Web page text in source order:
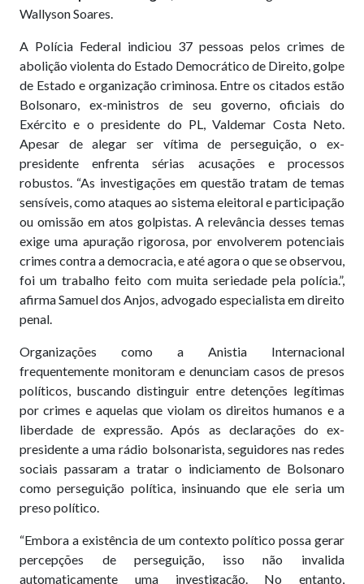
Wallyson Soares.
A Polícia Federal indiciou 37 pessoas pelos crimes de
abolição violenta do Estado Democrático de Direito, golpe
de Estado e organização criminosa. Entre os citados estão
Bolsonaro, ex-ministros de seu governo, oficiais do
Exército e o presidente do PL, Valdemar Costa Neto.
Apesar de alegar ser vítima de perseguição, o ex-
presidente enfrenta sérias acusações e processos
robustos. “As investigações em questão tratam de temas
sensíveis, como ataques ao sistema eleitoral e participação
ou omissão em atos golpistas. A relevância desses temas
exige uma apuração rigorosa, por envolverem potenciais
crimes contra a democracia, e até agora o que se observou,
foi um trabalho feito com muita seriedade pela polícia.”,
afirma Samuel dos Anjos, advogado especialista em direito
penal.
Organizações como a Anistia Internacional
frequentemente monitoram e denunciam casos de presos
políticos, buscando distinguir entre detenções legítimas
por crimes e aquelas que violam os direitos humanos e a
liberdade de expressão. Após as declarações do ex-
presidente a uma rádio bolsonarista, seguidores nas redes
sociais passaram a tratar o indiciamento de Bolsonaro
como perseguição política, insinuando que ele seria um
preso político.
“Embora a existência de um contexto político possa gerar
percepções de perseguição, isso não invalida
automaticamente uma investigação. No entanto,